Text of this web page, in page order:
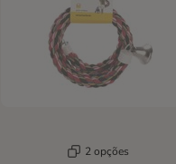
2 opções